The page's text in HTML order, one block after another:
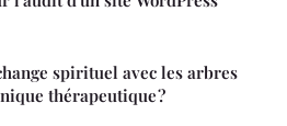
spirituel avec les arbres
thérapeutique ?